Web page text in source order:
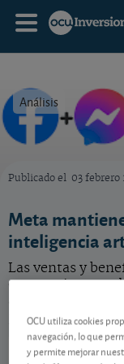
Análisis
Publicado el 03 febrero
Meta
inteligencia
Las ventas y
expectativas en
publicitario. Lea
Meta Platforms
OCU utiliza cookies
navegación, lo que
y permite mejorar